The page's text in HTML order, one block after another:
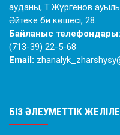
ауданы, Т.Жүргенов
Әйтеке би көшесі, 28.
Байланыс телефондары:
(713-39) 22-5-68
Email:
БІЗ ӘЛЕУМЕТТІК